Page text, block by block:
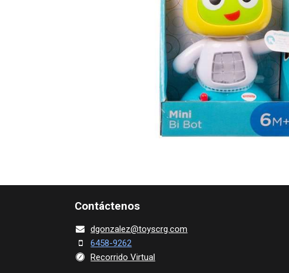
Contácte​nos
dgonza​lez@toy​scrg.c​o​m
6458-9262
Recorrido Virtual